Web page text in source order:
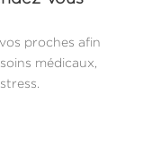
proches afin
médicaux,